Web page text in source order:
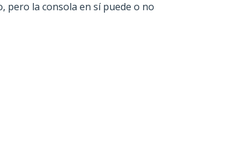
pero la consola en sí puede o no